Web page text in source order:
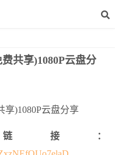
共享)1080P云盘分
)1080P云盘分享
接：